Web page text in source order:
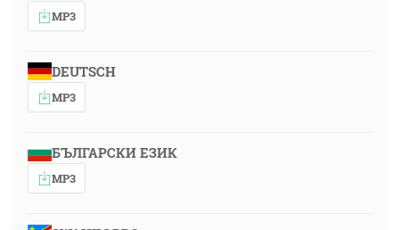
MP3
DEUTSCH
MP3
БЪЛГАРСКИ ЕЗИК
MP3